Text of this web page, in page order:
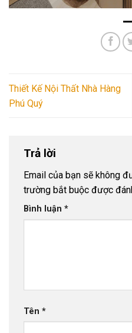
Thiết Kế Nội Thất Nhà Hàng
Phú Quý
Trả lời
Email của bạn sẽ không
trường bắt buộc được
Bình luận *
Tên *